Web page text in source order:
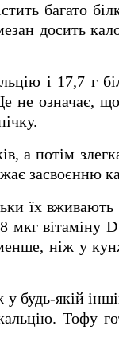
багато
досить
і 17,7 г
не означає,
а потім
засвоєнню
їх вживають
мкг вітаміну
ніж у
будь-якій
Тофу